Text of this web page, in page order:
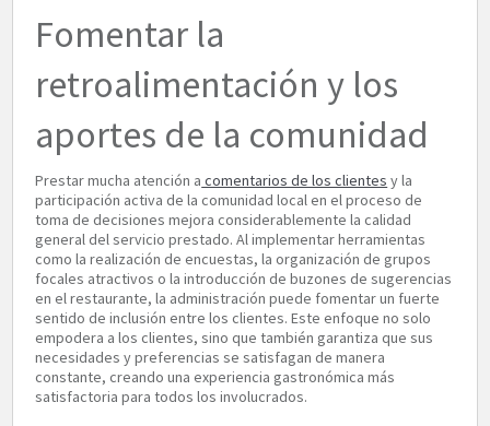
Fomentar la
retroalimentación y los
aportes de la comunidad
Prestar mucha atención a comentarios de los clientes y la
participación activa de la comunidad local en el proceso de
toma de decisiones mejora considerablemente la calidad
general del servicio prestado. Al implementar herramientas
como la realización de encuestas, la organización de grupos
focales atractivos o la introducción de buzones de sugerencias
en el restaurante, la administración puede fomentar un fuerte
sentido de inclusión entre los clientes. Este enfoque no solo
empodera a los clientes, sino que también garantiza que sus
necesidades y preferencias se satisfagan de manera
constante, creando una experiencia gastronómica más
satisfactoria para todos los involucrados.